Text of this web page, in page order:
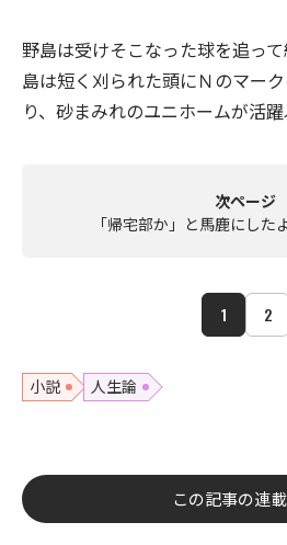
野島は受けそこなった球を追っ
島は短く刈られた頭にＮのマー
り、砂まみれのユニホームが活躍
次ページ
「帰宅部か」と馬鹿にし
1 2
小説 人生論
この記事の連